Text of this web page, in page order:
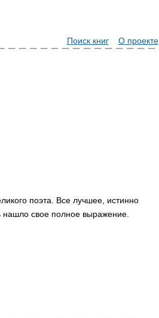
Поиск книг О проекте
поэта. Все лучшее, истинно
свое полное выражение.